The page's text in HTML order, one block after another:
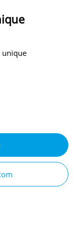
unique